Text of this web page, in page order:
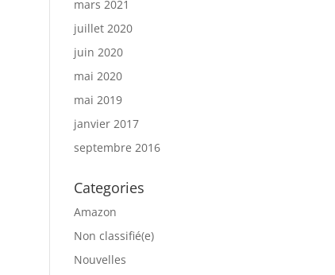
mars 2021
juillet 2020
juin 2020
mai 2020
mai 2019
janvier 2017
septembre 2016
Categories
Amazon
Non classifié(e)
Nouvelles